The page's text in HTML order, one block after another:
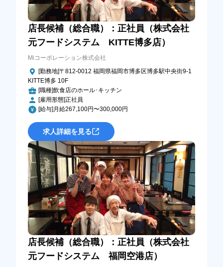
店長候補（総合職）：正社員（株式会社
元フードシステム KITTE博多店）
Miコーポレーション株式会社
[勤務地]〒812-0012 福岡県福岡市博多区博多駅中央街9-1
KITTE博多 10F
[職種]飲食店のホール･キッチン
[雇用形態]正社員
[給与]月給267,100円〜300,000円
求人詳細を見る
店長候補（総合職）：正社員（株式会社
元フードシステム 福岡空港店）